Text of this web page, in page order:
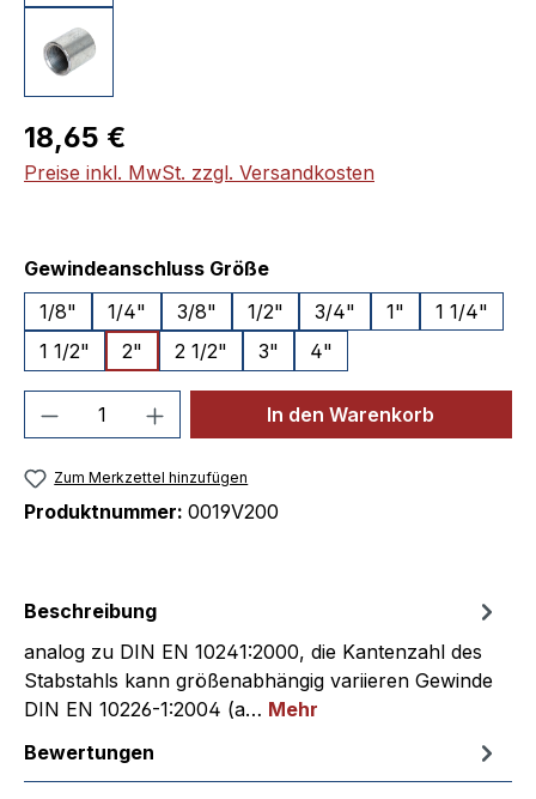
Regulärer Preis:
18,65 €
Preise inkl. MwSt. zzgl. Versandkosten
Gewindeanschluss Größeauswählen
1/8"
1/4" 3/8" 1/2" 3/4" 1"
1 1/4"
1 1/2"
2" 2 1/2" 3" 4"
Produkt Anzahl: Gib denIn den Warenkorb
Zum Merkzettel hinzufügen
Produktnummer: 0019V200
Beschreibung
analog zu DIN EN 10241:2000, die Kantenzahl des
Stabstahls kann größenabhängig variieren Gewinde
DIN EN 10226-1:2004 (a… Mehr
Bewertungen